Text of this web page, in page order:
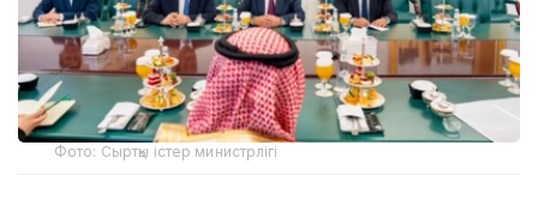
Фото: Сыртқы істер министрлігі